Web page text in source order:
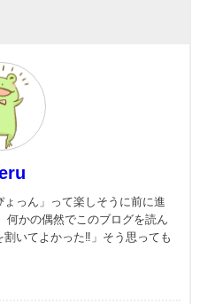
っん」って楽しそうに前に進
何かの偶然でこのブログを読ん
いてよかった‼」そう思っても